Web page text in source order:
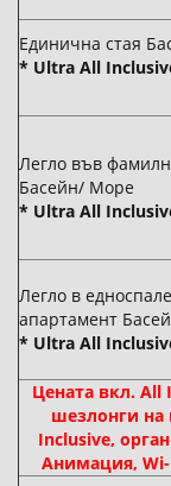
Единична стая
* Ultra All
Легло във
Басейн/ Море
* Ultra All
Легло в
апартамент
* Ultra All
Цената вкл. All
шезлонги на
Inclusive,
Анимация, Wi-